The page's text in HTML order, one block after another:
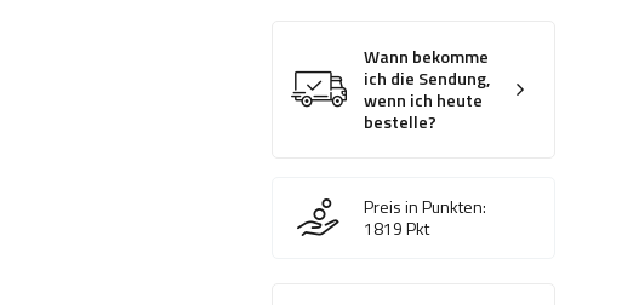
Wann bekomme
ich die Sendung,
wenn ich heute
bestelle?
Preis in Punkten:
1819Pkt